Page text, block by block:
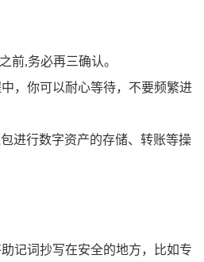
前,务必再三确认。
，你可以耐心等待，不要频繁进
进行数字资产的存储、转账等操
记词抄写在安全的地方，比如专